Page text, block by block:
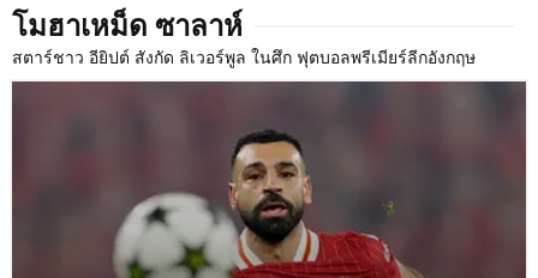
โมฮาเหม็ด ซาลาห์
สตาร์ชาว อียิปต์ สังกัด ลิเวอร์พูล ในศึก ฟุตบอลพรีเมียร์ลีกอังกฤษ